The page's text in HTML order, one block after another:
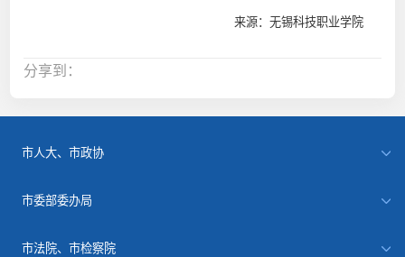
来源：无锡科技职业学院
分享到：
市人大、市政协
市委部委办局
市法院、市检察院